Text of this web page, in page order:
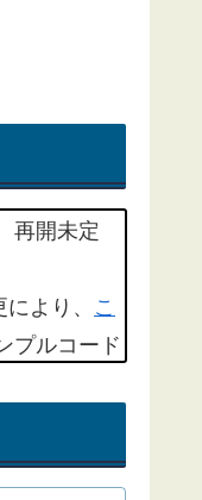
再開未定
より、
こ
プルコード
のを追記し